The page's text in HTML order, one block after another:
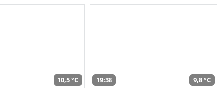
10,5 °C 19:38 9,8 °C